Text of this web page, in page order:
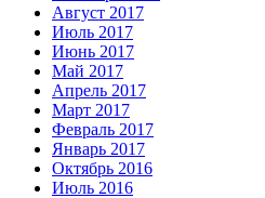
Август 2017
Июль 2017
Июнь 2017
Май 2017
Апрель 2017
Март 2017
Февраль 2017
Январь 2017
Октябрь 2016
Июль 2016